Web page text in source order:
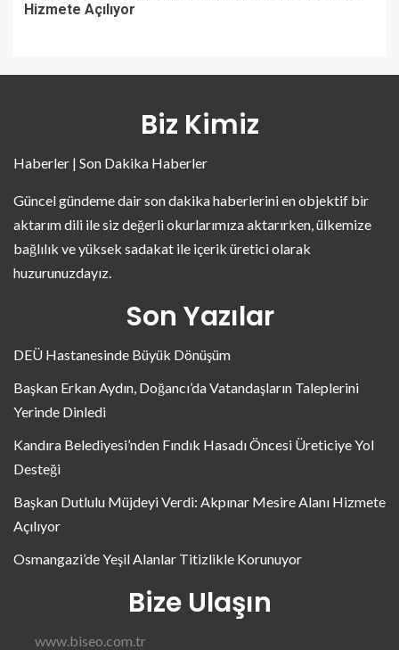
Hizmete Açılıyor
Biz Kimiz
Haberler | Son Dakika Haberler
Güncel gündeme dair son dakika haberlerini en objektif bir
aktarım dili ile siz değerli okurlarımıza aktarırken, ülkemize
bağlılık ve yüksek sadakat ile içerik üretici olarak
huzurunuzdayız.
Son Yazılar
DEÜ Hastanesinde Büyük Dönüşüm
Başkan Erkan Aydın, Doğancı’da Vatandaşların Taleplerini
Yerinde Dinledi
Kandıra Belediyesi’nden Fındık Hasadı Öncesi Üreticiye Yol
Desteği
Başkan Dutlulu Müjdeyi Verdi: Akpınar Mesire Alanı Hizmete
Açılıyor
Osmangazi’de Yeşil Alanlar Titizlikle Korunuyor
Bize Ulaşın
www.biseo.com.tr